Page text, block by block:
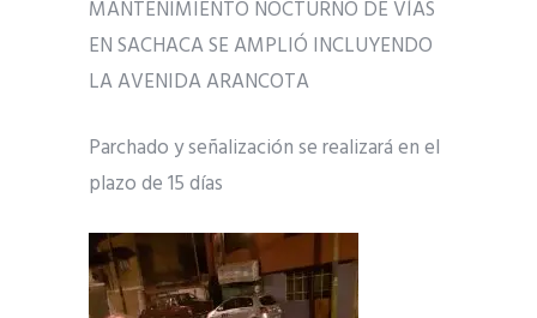
MANTENIMIENTO NOCTURNO DE VÍAS
EN SACHACA SE AMPLIÓ INCLUYENDO
LA AVENIDA ARANCOTA
Parchado y señalización se realizará en el
plazo de 15 días